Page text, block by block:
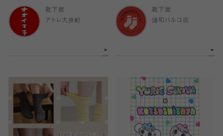
靴下屋
アトレ大井町
靴下屋
浦和パルコ店